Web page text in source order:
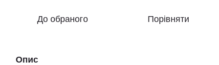
До обраного Порівняти
Опис